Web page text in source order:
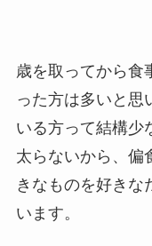
歳を取ってから食
った方は多いと思
いる方って結構少
太らないから、偏
きなものを好きな
います。